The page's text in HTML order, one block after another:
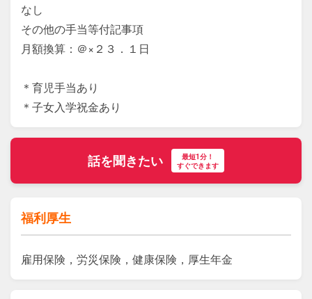
なし
その他の手当等付記事項
月額換算：＠×２３．１日
＊育児手当あり
＊子女入学祝金あり
話を聞きたい
最短1分！
すぐできます
福利厚生
雇用保険，労災保険，健康保険，厚生年金